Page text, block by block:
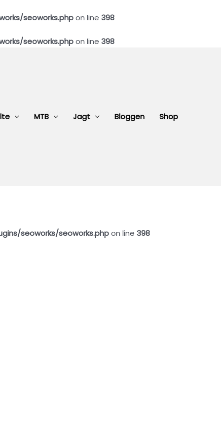
seoworks.phpon line 398
seoworks.phpon line 398
MTB Jagt Bloggen Shop
seoworks/seoworks.phpon line 398